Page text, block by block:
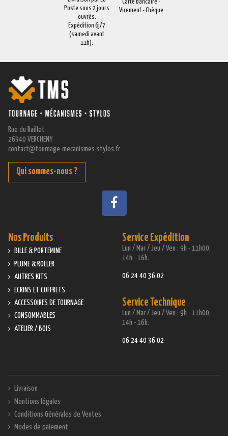
Poste sous 2 jours
ouvrés.
Expédition 6j/7
(samedi avant
11h).
Virement - Chèque
Rue du Raillet
26340 VERCHENY
contact@tournage-mecanismes-stylos.fr
Qui sommes-nous ?
Service Expédition
Lun / Mar / Jeu / Ven : 9h - 11h00,
14h - 16h.
06 24 40 36 02
Service Technique
Lun / Mar / Jeu / Ven : 9h - 11h00,
14h - 16h.
06 24 40 36 02
Nos Produits
BILLE & PORTEMINE
PLUME & ROLLER
AUTRES KITS
ECRINS ET COFFRETS
ACCESSOIRES DE TOURNAGE
CONSOMMABLES
ATELIER / BOIS
Livraison
Mentions légales
Conditions Générales de Ventes
Modes de paiement